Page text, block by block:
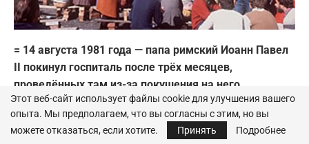
= 14 августа 1981 года — папа римский Иоанн Павел
II покинул госпиталь после трёх месяцев,
проведённых там из-за покушения на него.
= 14 августа 1985 года — Майкл Джексон купил за
47,5 миллиона долларов у компании ATV Music
Этот веб-сайт использует файлы cookie для улучшения вашего
опыта. Мы предполагаем, что вы согласны с этим, но вы
можете отказаться, если хотите.
Принять Подробнее